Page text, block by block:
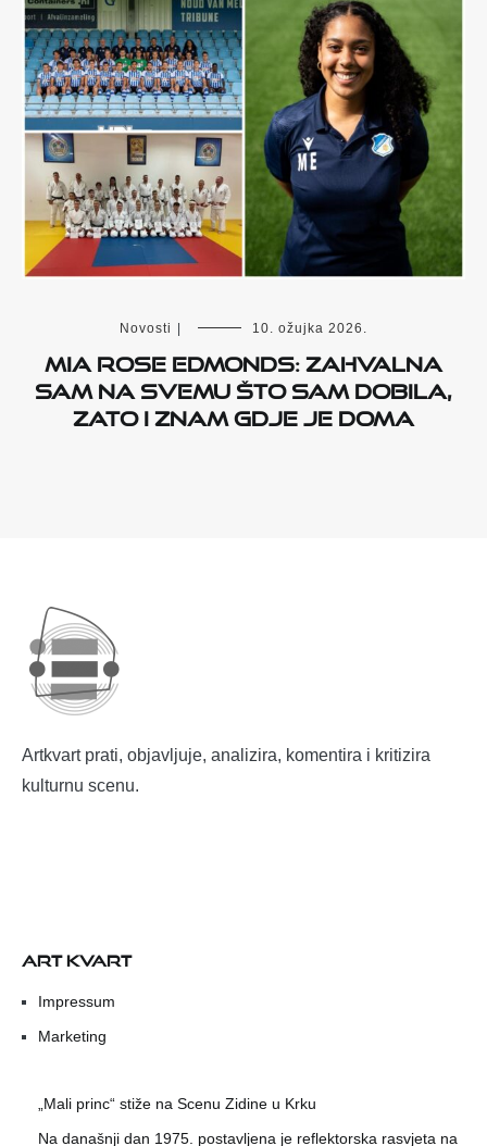
Novosti | 10. ožujka 2026.
Mia Rose Edmonds: Zahvalna
sam na svemu što sam dobila,
zato i znam gdje je doma
Artkvart prati, objavljuje, analizira, komentira i kritizira
kulturnu scenu.
ART KVART
Impressum
Marketing
„Mali princ“ stiže na Scenu Zidine u Krku
Na današnji dan 1975. postavljena je reflektorska rasvjeta na